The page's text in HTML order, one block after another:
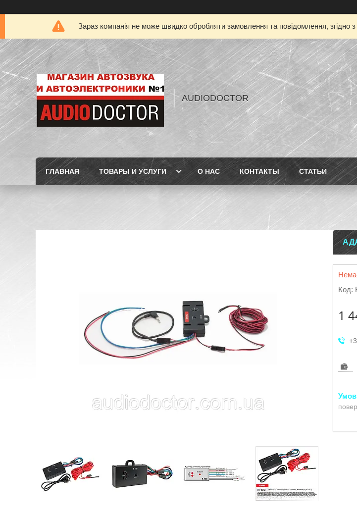
Зараз компанія не може швидко обробляти замовлення та повідомлення,
AUDIODOCTOR
ГЛАВНАЯ ТОВАРЫ И УСЛУГИ О НАС КОНТАКТЫ СТАТЬИ
Код:
1